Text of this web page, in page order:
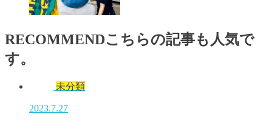
RECOMMENDこちらの記事も人気で
す。
未分類
2023.7.27